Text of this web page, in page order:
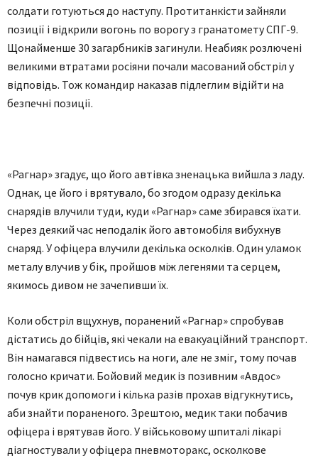
солдати готуються до наступу. Протитанкісти зайняли
позиції і відкрили вогонь по ворогу з гранатомету СПГ-9.
Щонайменше 30 загарбників загинули. Неабияк розлючені
великими втратами росіяни почали масований обстріл у
відповідь. Тож командир наказав підлеглим відійти на
безпечні позиції.
«Рагнар» згадує, що його автівка зненацька вийшла з ладу.
Однак, це його і врятувало, бо згодом одразу декілька
снарядів влучили туди, куди «Рагнар» саме збирався їхати.
Через деякий час неподалік його автомобіля вибухнув
снаряд. У офіцера влучили декілька осколків. Один уламок
металу влучив у бік, пройшов між легенями та серцем,
якимось дивом не зачепивши їх.
Коли обстріл вщухнув, поранений «Рагнар» спробував
дістатись до бійців, які чекали на евакуаційний транспорт.
Він намагався підвестись на ноги, але не зміг, тому почав
голосно кричати. Бойовий медик із позивним «Авдос»
почув крик допомоги і кілька разів прохав відгукнутись,
аби знайти пораненого. Зрештою, медик таки побачив
офіцера і врятував його. У військовому шпиталі лікарі
діагностували у офіцера пневмоторакс, осколкове